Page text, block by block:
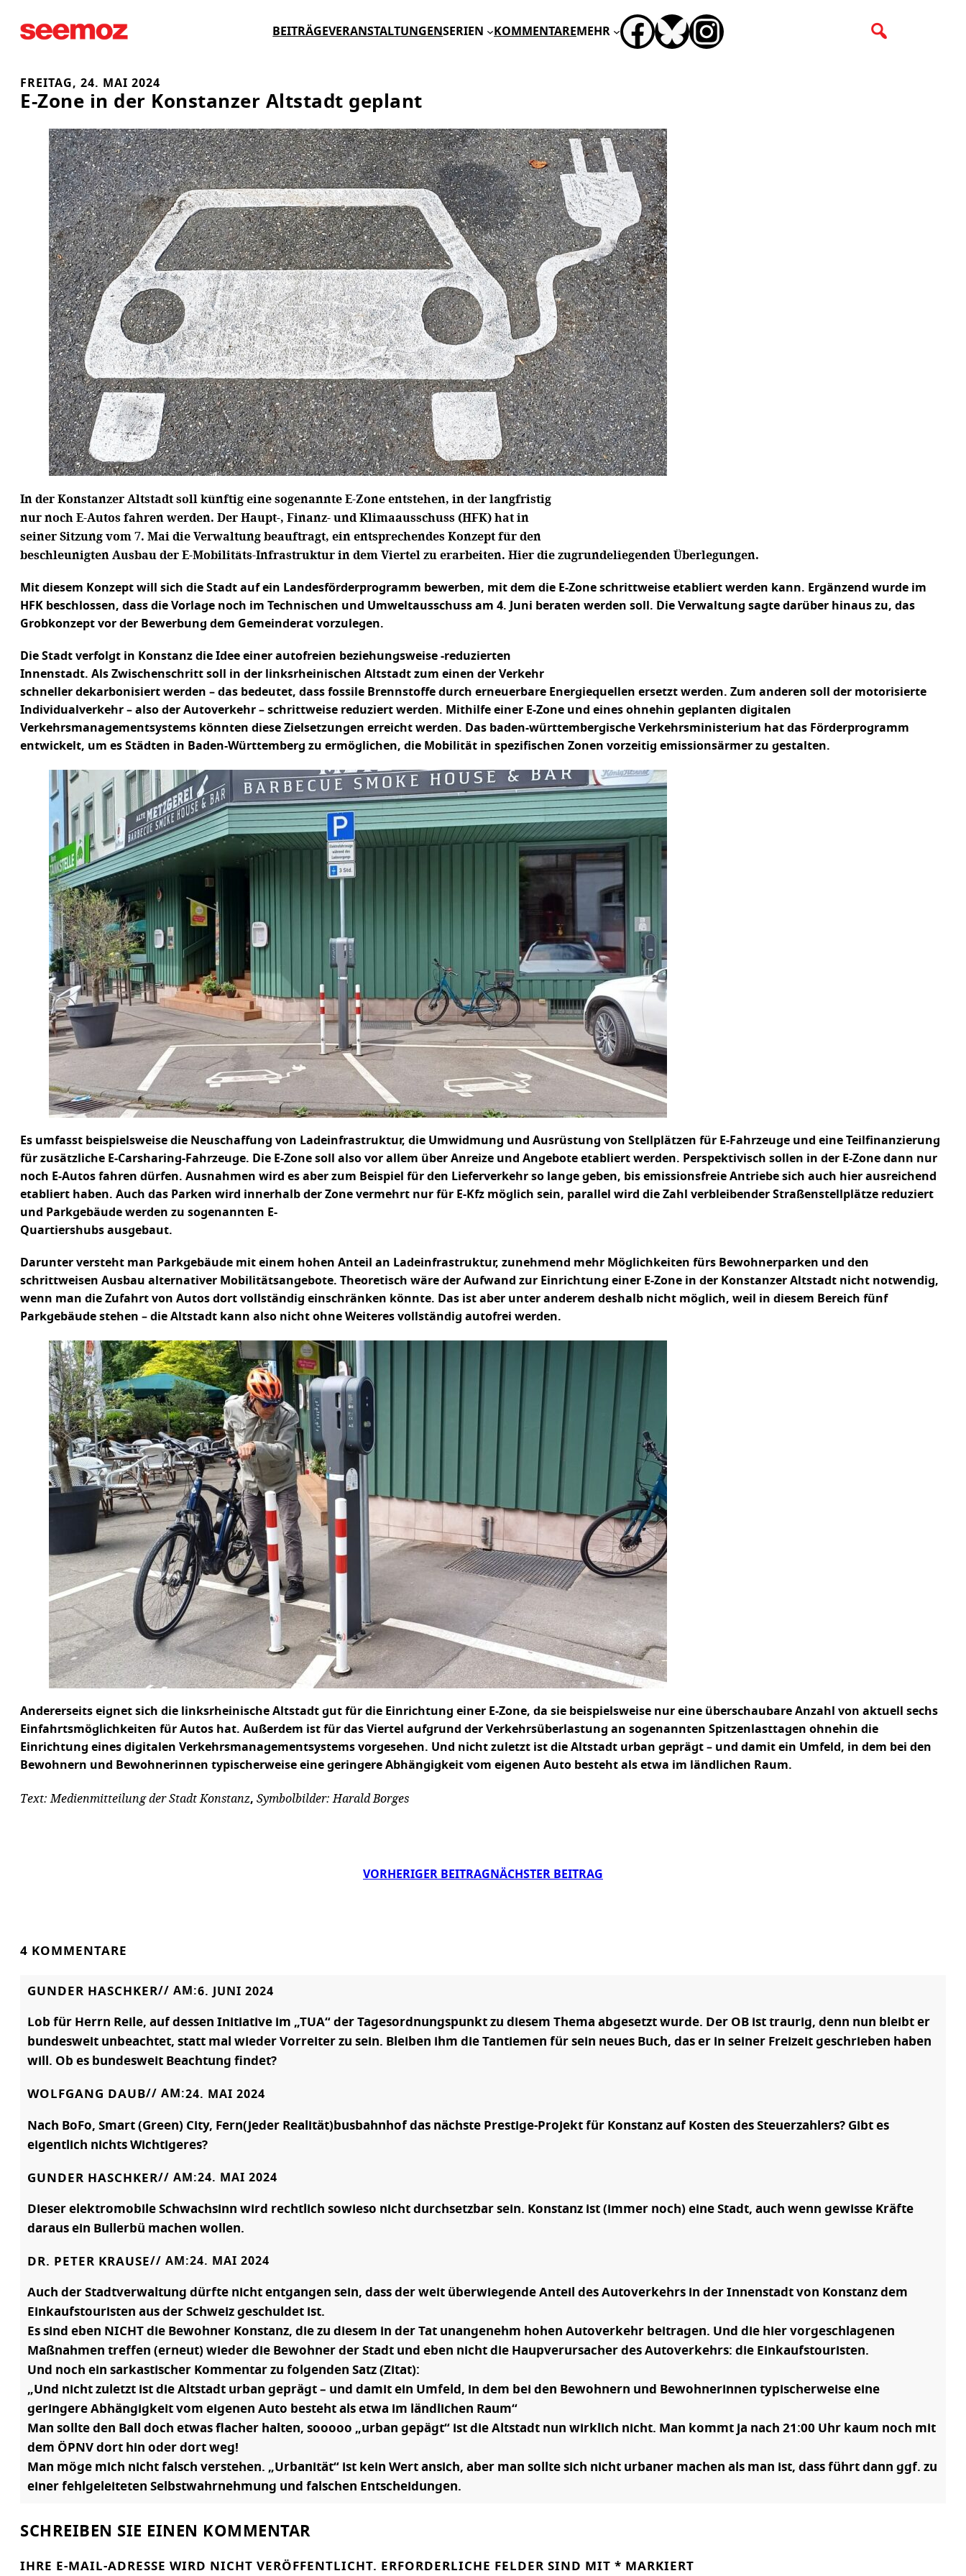
Inhalt
BEITRÄGEVERANSTALTUNGENSERIEN KOMMENTARE MEHR FACEBOOK
BLUESKYINSTAGRAM
FREITAG, 24. MAI 2024
E-Zone in der Konstanzer Altstadt geplant
In der Konstanzer Altstadt soll künftig eine sogenannte E-Zone entstehen, in der langfristig
nur noch E-Autos fahren werden. Der Haupt-, Finanz- und Klimaausschuss (HFK) hat in
seiner Sitzung vom 7. Mai die Verwaltung beauftragt, ein entsprechendes Konzept für den
beschleunigten Ausbau der E-Mobilitäts-Infrastruktur in dem Viertel zu erarbeiten. Hier die zugrundeliegenden Überlegungen.
Mit diesem Konzept will sich die Stadt auf ein Landesförderprogramm bewerben, mit dem die E-Zone schrittweise etabliert werden kann. Ergänzend wurde im
HFK beschlossen, dass die Vorlage noch im Technischen und Umweltausschuss am 4. Juni beraten werden soll. Die Verwaltung sagte darüber hinaus zu, das
Grobkonzept vor der Bewerbung dem Gemeinderat vorzulegen.
Die Stadt verfolgt in Konstanz die Idee einer autofreien beziehungsweise -reduzierten
Innenstadt. Als Zwischenschritt soll in der linksrheinischen Altstadt zum einen der Verkehr
schneller dekarbonisiert werden – das bedeutet, dass fossile Brennstoffe durch erneuerbare Energiequellen ersetzt werden. Zum anderen soll der motorisierte
Individualverkehr – also der Autoverkehr – schrittweise reduziert werden. Mithilfe einer E-Zone und eines ohnehin geplanten digitalen
Verkehrsmanagementsystems könnten diese Zielsetzungen erreicht werden. Das baden-württembergische Verkehrsministerium hat das Förderprogramm
entwickelt, um es Städten in Baden-Württemberg zu ermöglichen, die Mobilität in spezifischen Zonen vorzeitig emissionsärmer zu gestalten.
Es umfasst beispielsweise die Neuschaffung von Ladeinfrastruktur, die Umwidmung und Ausrüstung von Stellplätzen für E-Fahrzeuge und eine Teilfinanzierung
für zusätzliche E-Carsharing-Fahrzeuge. Die E-Zone soll also vor allem über Anreize und Angebote etabliert werden. Perspektivisch sollen in der E-Zone dann nur
noch E-Autos fahren dürfen. Ausnahmen wird es aber zum Beispiel für den Lieferverkehr so lange geben, bis emissionsfreie Antriebe sich auch hier ausreichend
etabliert haben. Auch das Parken wird innerhalb der Zone vermehrt nur für E-Kfz möglich sein, parallel wird die Zahl verbleibender Straßenstellplätze reduziert
und Parkgebäude werden zu sogenannten E-
Quartiershubs ausgebaut.
Darunter versteht man Parkgebäude mit einem hohen Anteil an Ladeinfrastruktur, zunehmend mehr Möglichkeiten fürs Bewohnerparken und den
schrittweisen Ausbau alternativer Mobilitätsangebote. Theoretisch wäre der Aufwand zur Einrichtung einer E-Zone in der Konstanzer Altstadt nicht notwendig,
wenn man die Zufahrt von Autos dort vollständig einschränken könnte. Das ist aber unter anderem deshalb nicht möglich, weil in diesem Bereich fünf
Parkgebäude stehen – die Altstadt kann also nicht ohne Weiteres vollständig autofrei werden.
Andererseits eignet sich die linksrheinische Altstadt gut für die Einrichtung einer E-Zone, da sie beispielsweise nur eine überschaubare Anzahl von aktuell sechs
Einfahrtsmöglichkeiten für Autos hat. Außerdem ist für das Viertel aufgrund der Verkehrsüberlastung an sogenannten Spitzenlasttagen ohnehin die
Einrichtung eines digitalen Verkehrsmanagementsystems vorgesehen. Und nicht zuletzt ist die Altstadt urban geprägt – und damit ein Umfeld, in dem bei den
Bewohnern und Bewohnerinnen typischerweise eine geringere Abhängigkeit vom eigenen Auto besteht als etwa im ländlichen Raum.
Text: Medienmitteilung der Stadt Konstanz, Symbolbilder: Harald Borges
VORHERIGER BEITRAG NÄCHSTER BEITRAG
4 KOMMENTARE
GUNDER HASCHKER// AM:6. JUNI 2024
Lob für Herrn Reile, auf dessen Initiative im „TUA“ der Tagesordnungspunkt zu diesem Thema abgesetzt wurde. Der OB ist traurig, denn nun bleibt er
bundesweit unbeachtet, statt mal wieder Vorreiter zu sein. Bleiben ihm die Tantiemen für sein neues Buch, das er in seiner Freizeit geschrieben haben
will. Ob es bundesweit Beachtung findet?
WOLFGANG DAUB// AM:24. MAI 2024
Nach BoFo, Smart (Green) City, Fern(jeder Realität)busbahnhof das nächste Prestige-Projekt für Konstanz auf Kosten des Steuerzahlers? Gibt es
eigentlich nichts Wichtigeres?
GUNDER HASCHKER// AM:24. MAI 2024
Dieser elektromobile Schwachsinn wird rechtlich sowieso nicht durchsetzbar sein. Konstanz ist (immer noch) eine Stadt, auch wenn gewisse Kräfte
daraus ein Bullerbü machen wollen.
DR. PETER KRAUSE// AM:24. MAI 2024
Auch der Stadtverwaltung dürfte nicht entgangen sein, dass der weit überwiegende Anteil des Autoverkehrs in der Innenstadt von Konstanz dem
Einkaufstouristen aus der Schweiz geschuldet ist.
Es sind eben NICHT die Bewohner Konstanz, die zu diesem in der Tat unangenehm hohen Autoverkehr beitragen. Und die hier vorgeschlagenen
Maßnahmen treffen (erneut) wieder die Bewohner der Stadt und eben nicht die Haupverursacher des Autoverkehrs: die Einkaufstouristen.
Und noch ein sarkastischer Kommentar zu folgenden Satz (Zitat):
„Und nicht zuletzt ist die Altstadt urban geprägt – und damit ein Umfeld, in dem bei den Bewohnern und Bewohnerinnen typischerweise eine
geringere Abhängigkeit vom eigenen Auto besteht als etwa im ländlichen Raum“
Man sollte den Ball doch etwas flacher halten, sooooo „urban gepägt“ ist die Altstadt nun wirklich nicht. Man kommt ja nach 21:00 Uhr kaum noch mit
dem ÖPNV dort hin oder dort weg!
Man möge mich nicht falsch verstehen. „Urbanität“ ist kein Wert ansich, aber man sollte sich nicht urbaner machen als man ist, dass führt dann ggf. zu
einer fehlgeleiteten Selbstwahrnehmung und falschen Entscheidungen.
SCHREIBEN SIE EINEN KOMMENTAR
IHRE E-MAIL-ADRESSE WIRD NICHT VERÖFFENTLICHT. ERFORDERLICHE FELDER SIND MIT * MARKIERT